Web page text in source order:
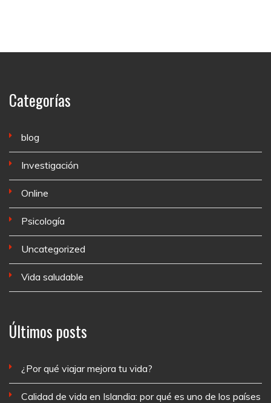
Categorías
blog
Investigación
Online
Psicología
Uncategorized
Vida saludable
Últimos posts
¿Por qué viajar mejora tu vida?
Calidad de vida en Islandia: por qué es uno de los países